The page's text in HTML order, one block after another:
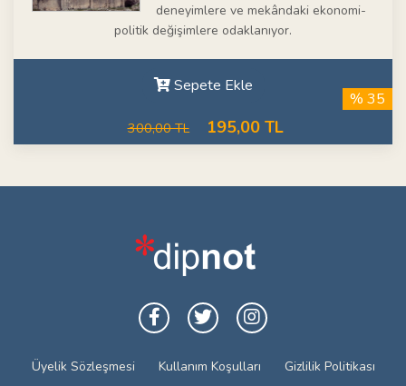
deneyimlere ve mekândaki ekonomi-
politik değişimlere odaklanıyor.
Sepete Ekle
300,00 TL 195,00 TL
% 35
Üyelik Sözleşmesi Kullanım Koşulları Gizlilik Politikası